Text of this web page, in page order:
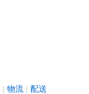
物流 配送